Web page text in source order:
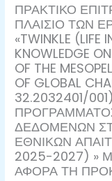
ΠΡΑΚΤΙΚΟ
ΠΛΑΙΣΙΟ ΤΩΝ
«TWINKLE (LIFE
KNOWLEDGE
OF THE
OF GLOBAL
32.2032401/
ΔΕΔΟΜΕΝΩΝ
ΕΘΝΙΚΩΝ
2025-2027) »
ΑΦΟΡΑ ΤΗ